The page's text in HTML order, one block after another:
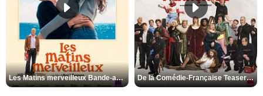
Les Matins merveilleux Bande-annonce VF De la Comédie-Française Teaser VF